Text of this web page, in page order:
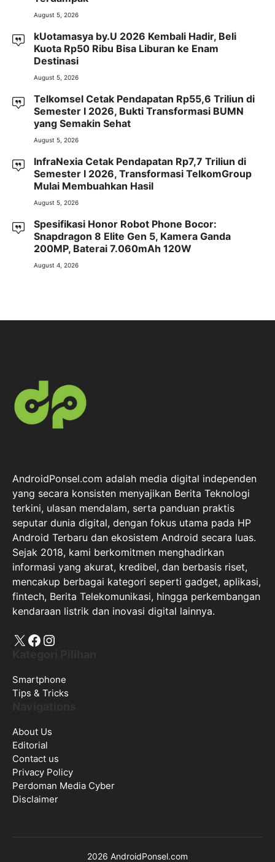
August 5, 2026
kUotamasya by.U 2026 Kembali Hadir, Beli
Kuota Rp50 Ribu Bisa Liburan ke Enam
Destinasi
August 5, 2026
Telkomsel Cetak Pendapatan Rp55,6 Triliun di
Semester I 2026, Bukti Transformasi BUMN
yang Semakin Sehat
August 5, 2026
InfraNexia Cetak Pendapatan Rp7,7 Triliun di
Semester I 2026, Transformasi TelkomGroup
Mulai Membuahkan Hasil
August 5, 2026
Spesifikasi Honor Robot Phone Bocor:
Snapdragon 8 Elite Gen 5, Kamera Ganda
200MP, Baterai 7.060mAh 120W
August 4, 2026
AndroidPonsel.com adalah media digital independen
yang secara konsisten menyajikan Berita Teknologi
terkini, ulasan mendalam, serta panduan praktis
seputar dunia digital, dengan fokus utama pada HP
Android Terbaru dan ekosistem Android secara luas.
Sejak 2018, kami berkomitmen menghadirkan
informasi yang akurat, kredibel, dan berbasis riset,
mencakup berbagai kategori seperti gadget, aplikasi,
fintech, Berita Telekomunikasi, hingga perkembangan
kendaraan listrik dan inovasi digital lainnya.
X Facebook
Instagram
Smartphone
Tips & Tricks
About Us
Editorial
Contact us
Privacy Policy
Perdoman Media Cyber
Disclaimer
2026 AndroidPonsel.com